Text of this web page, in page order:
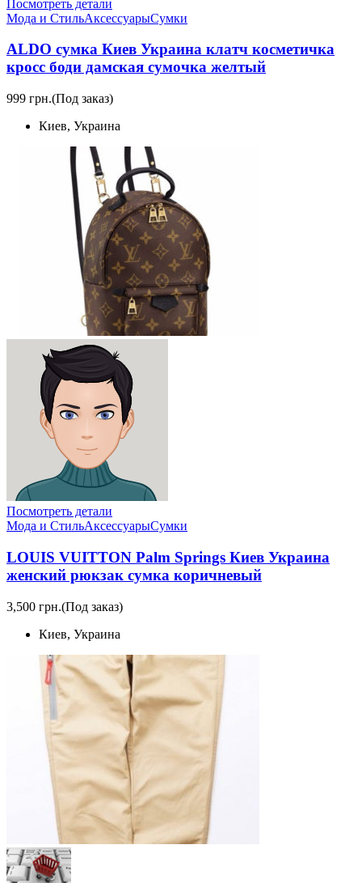
Посмотреть детали
Мода и СтильАксессуарыСумки
ALDO сумка Киев Украина клатч косметичка
кросс боди дамская сумочка желтый
999 грн.(Под заказ)
Киев, Украина
Посмотреть детали
Мода и СтильАксессуарыСумки
LOUIS VUITTON Palm Springs Киев Украина
женский рюкзак сумка коричневый
3,500 грн.(Под заказ)
Киев, Украина